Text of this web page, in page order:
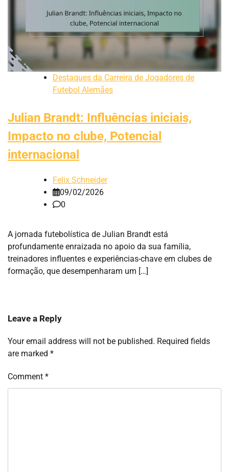
Destaques da Carreira de Jogadores de
Futebol Alemães
Julian Brandt: Influências iniciais,
Impacto no clube, Potencial
internacional
Felix Schneider
09/02/2026
0
A jornada futebolística de Julian Brandt está
profundamente enraizada no apoio da sua família,
treinadores influentes e experiências-chave em clubes de
formação, que desempenharam um […]
Leave a Reply
Your email address will not be published. Required fields
are marked *
Comment *